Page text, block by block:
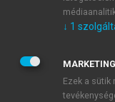
JELSZÓ
↓ 1
MARKETING
Ezek a